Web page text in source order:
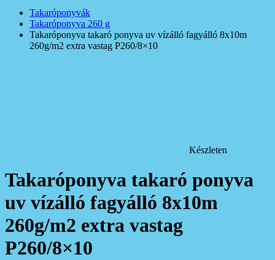
Takaróponyvák
Takaróponyva 260 g
Takaróponyva takaró ponyva uv vízálló fagyálló 8x10m
260g/m2 extra vastag P260/8×10
Készleten
Takaróponyva takaró ponyva
uv vízálló fagyálló 8x10m
260g/m2 extra vastag
P260/8×10